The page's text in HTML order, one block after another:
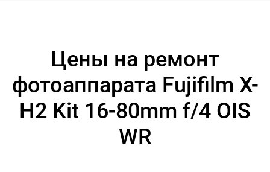
Цены на ремонт
фотоаппарата Fujifilm X-
H2 Kit 16-80mm f/4 OIS
WR